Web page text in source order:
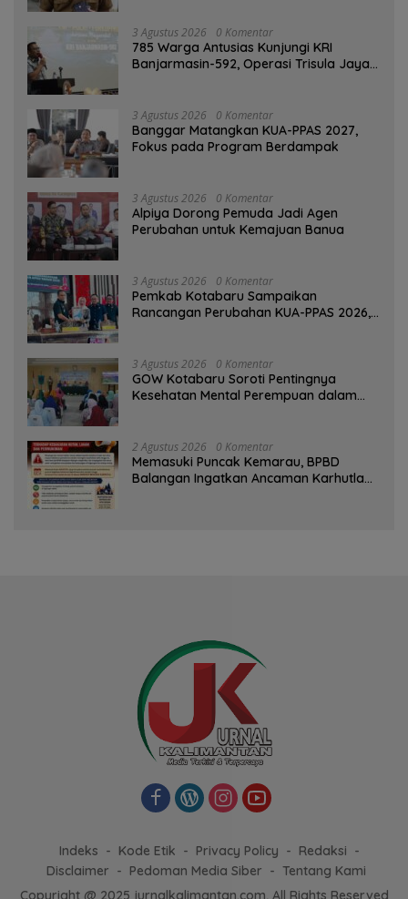
3 Agustus 2026 0 Komentar
785 Warga Antusias Kunjungi KRI
Banjarmasin-592, Operasi Trisula Jaya
3 Agustus 2026 0 Komentar
‎Banggar Matangkan KUA-PPAS 2027,
Fokus pada Program Berdampak
3 Agustus 2026 0 Komentar
‎Alpiya Dorong Pemuda Jadi Agen
Perubahan untuk Kemajuan Banua ‎
3 Agustus 2026 0 Komentar
Pemkab Kotabaru Sampaikan
Rancangan Perubahan KUA-PPAS 2026,
3 Agustus 2026 0 Komentar
GOW Kotabaru Soroti Pentingnya
Kesehatan Mental Perempuan dalam
2 Agustus 2026 0 Komentar
Memasuki Puncak Kemarau, BPBD
Balangan Ingatkan Ancaman Karhutla
Indeks Kode Etik Privacy Policy
Redaksi
Disclaimer
Pedoman Media Siber
Tentang Kami
Copyright @ 2025 jurnalkalimantan.com, All Rights Reserved